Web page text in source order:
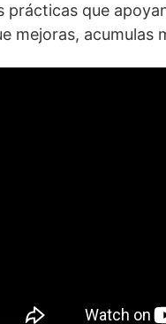
prácticas que
mejoras, acumulas